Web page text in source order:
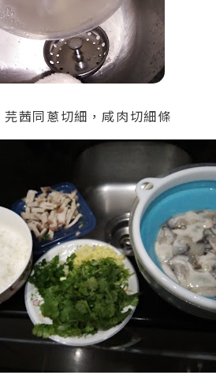
芫茜同蔥切細，咸肉切細條